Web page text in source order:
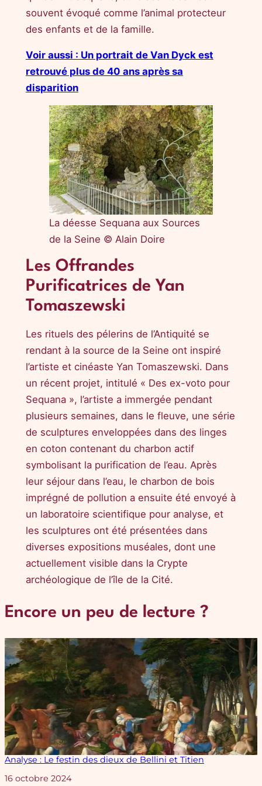
souvent évoqué comme l’animal protecteur
des enfants et de la famille.
Voir aussi : Un portrait de Van Dyck est
retrouvé plus de 40 ans après sa
disparition
La déesse Sequana aux Sources
de la Seine © Alain Doire
Les Offrandes
Purificatrices de Yan
Tomaszewski
Les rituels des pélerins de l’Antiquité se
rendant à la source de la Seine ont inspiré
l’artiste et cinéaste Yan Tomaszewski. Dans
un récent projet, intitulé « Des ex-voto pour
Sequana », l’artiste a immergée pendant
plusieurs semaines, dans le fleuve, une série
de sculptures enveloppées dans des linges
en coton contenant du charbon actif
symbolisant la purification de l’eau. Après
leur séjour dans l’eau, le charbon de bois
imprégné de pollution a ensuite été envoyé à
un laboratoire scientifique pour analyse, et
les sculptures ont été présentées dans
diverses expositions muséales, dont une
actuellement visible dans la Crypte
archéologique de l’île de la Cité.
Encore un peu de lecture ?
Analyse : Le festin des dieux de Bellini et Titien
Date
16 octobre 2024